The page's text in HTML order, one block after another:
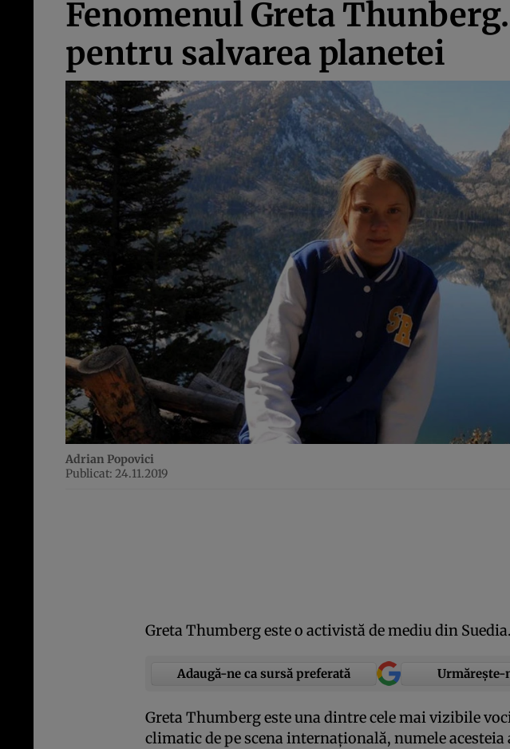
Fenomenul Greta
pentru salvarea planetei
Adrian Popovici
Publicat: 24.11.2019
Greta Thumberg este o activistă de mediu din Suedia.
Adaugă-ne ca sursă preferată Urmărește-
Greta Thumberg este una dintre cele mai vizibile
climatic de pe scena internaţională, numele